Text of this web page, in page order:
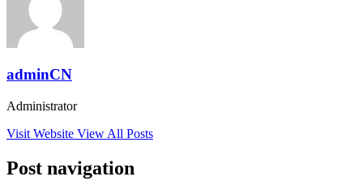
adminCN
Administrator
Visit Website View All Posts
Post navigation